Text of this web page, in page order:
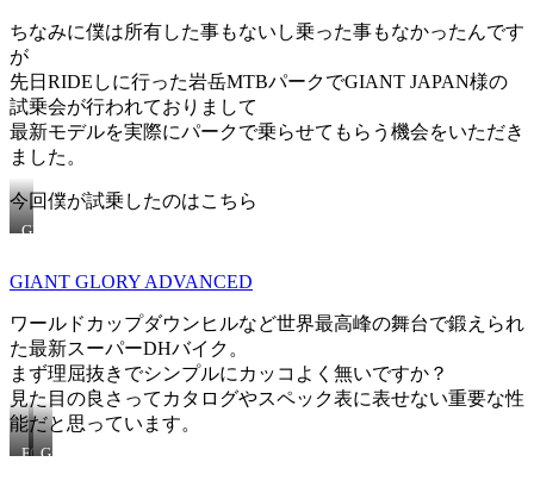
ちなみに僕は所有した事もないし乗った事もなかったんです
が
先日RIDEしに行った岩岳MTBパークでGIANT JAPAN様の
試乗会が行われておりまして
最新モデルを実際にパークで乗らせてもらう機会をいただき
ました。
今回僕が試乗したのはこちら
GIANT
GIANT GLORY ADVANCED
ワールドカップダウンヒルなど世界最高峰の舞台で鍛えられ
た最新スーパーDHバイク。
まず理屈抜きでシンプルにカッコよく無いですか？
見た目の良さってカタログやスペック表に表せない重要な性
能だと思っています。
FOXGiant